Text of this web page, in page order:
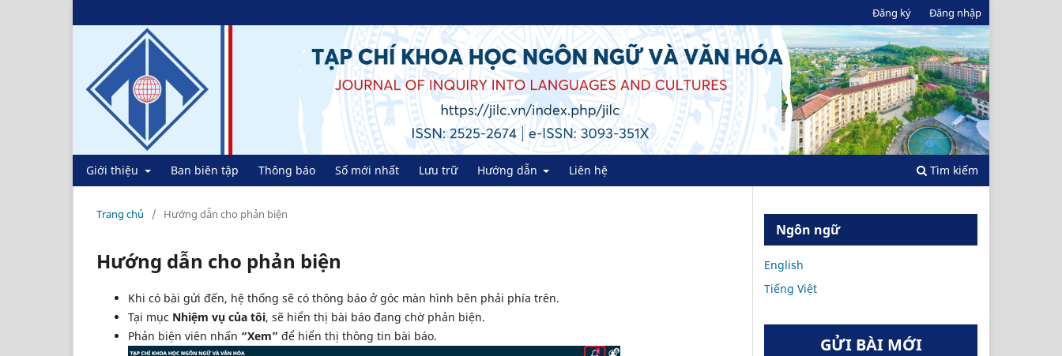
Giới thiệu Ban biên tập Thông báo Số mới nhất Lưu trữ Hướng dẫn Liên hệ Tìm kiếm
Đăng ký Đăng nhập
Trang chủ / Hướng dẫn cho phản biện
Hướng dẫn cho phản biện
Khi có bài gửi đến, hệ thống sẽ có thông báo ở góc màn hình bên phải phía trên.
Tại mục Nhiệm vụ của tôi, sẽ hiển thị bài báo đang chờ phản biện.
Phản biện viên nhấn “Xem” để hiển thị thông tin bài báo.
Ngôn ngữ
English
Tiếng Việt
GỬI BÀI MỚI